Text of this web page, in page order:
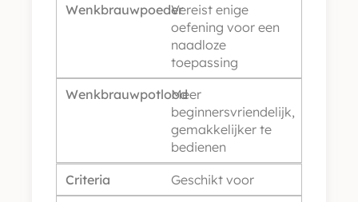
WenkbrauwpoederVereist enige
oefening voor een
naadloze
toepassing
Wenkbrauwpotlood
Meer
beginnersvriendelijk,
gemakkelijker te
bedienen
Criteria
Geschikt voor